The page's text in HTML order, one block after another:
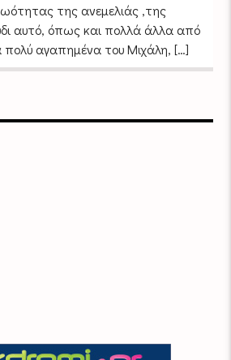
της ανεμελιάς ,της
αυτό, όπως και πολλά άλλα από
αγαπημένα του Μιχάλη, […]